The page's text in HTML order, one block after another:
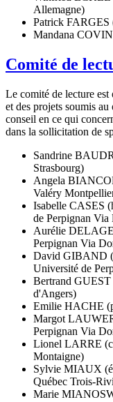
Allemagne)
Patrick FARGES
Mandana
Comité de
Le comité de lecture est
et des projets soumis
conseil en ce qui
dans la sollicitation de
Sandrine
Strasbourg)
Angela
Valéry
Isabelle CASES
de Perpignan Via
Aurélie DELAGE
Perpignan Via
David GIBAND
Université de
Bertrand GUEST
d'Angers)
Emilie HACHE
Margot
Perpignan Via
Lionel LARRE
Montaigne)
Sylvie MIAUX
Québec Trois-
Marie